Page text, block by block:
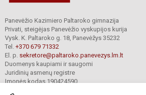
Panevėžio Kazimiero Paltaroko gimnazija
Privati, steigėjas Panevėžio vyskupijos kurija
Vysk. K. Paltaroko g. 18, Panevėžys 35232
Tel. +370 679 71332
El. p. sekretore@paltaroko.panevezys.lm.lt
Duomenys kaupiami ir saugomi
Juridinių asmenų registre
Įmonės kodas 190424590